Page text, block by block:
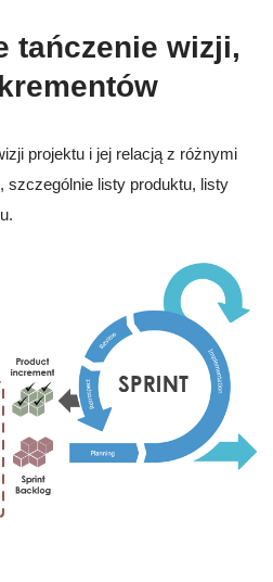
tańczenie wizji,
projektu i jej relacją z różnymi
szczególnie listy produktu, listy